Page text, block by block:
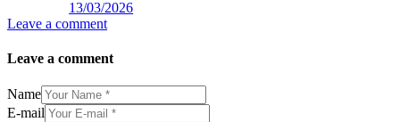
13/03/2026
Leave a comment
Leave a comment
Name
E-mail